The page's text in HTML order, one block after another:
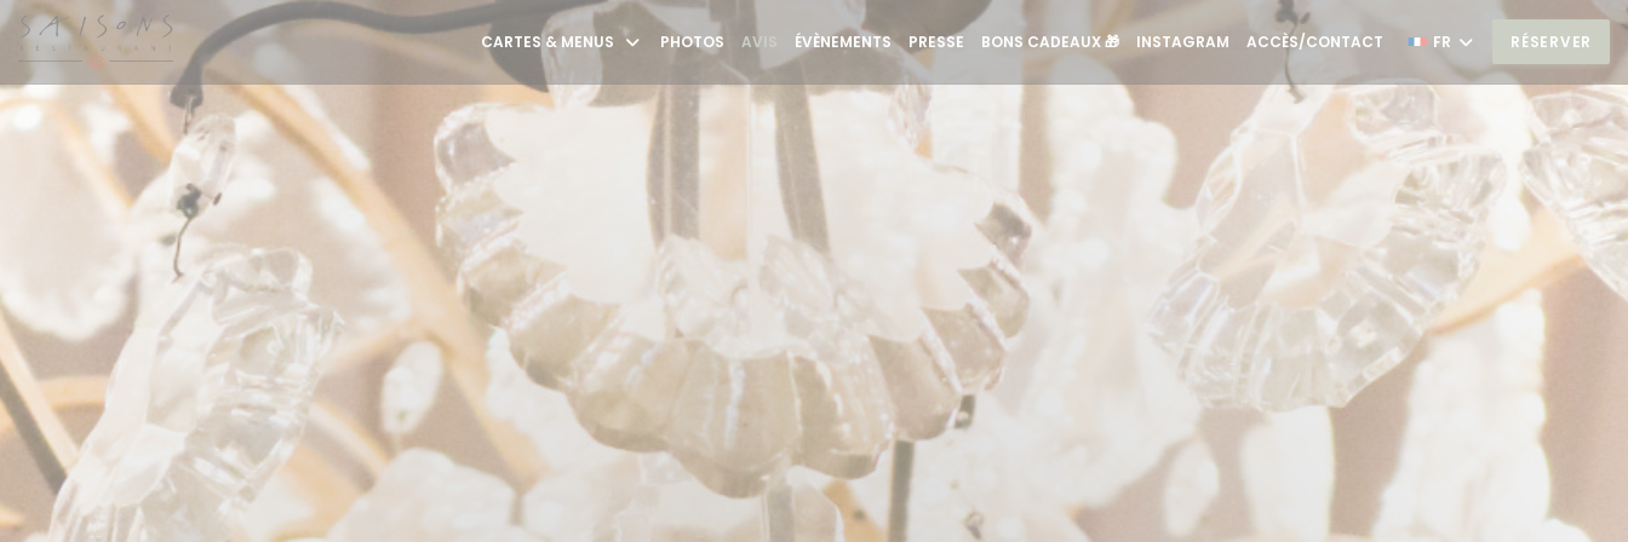
Personnalisation de vos choix en matière de cookies
CARTES & MENUS PHOTOS AVIS ÉVÈNEMENTS PRESSE BONS CADEAUX 🎁((OUVRE UNE NOUVELLE FENÊTRE))
INSTAGRAM ((OUVRE UNE NOUVELLE FENÊTRE))
ACCÈS/CONTACT FR RÉSERVER